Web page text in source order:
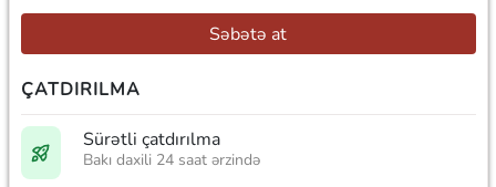
Səbətə at
ÇATDIRILMA
Sürətli çatdırılma
Bakı daxili 24 saat ərzində